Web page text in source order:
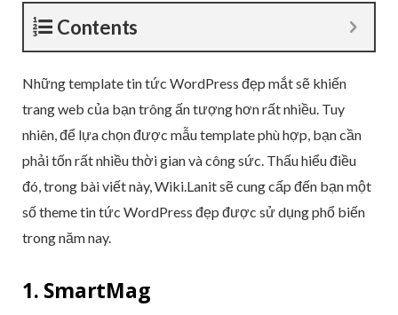
Contents
Những template tin tức WordPress đẹp mắt sẽ khiến
trang web của bạn trông ấn tượng hơn rất nhiều. Tuy
nhiên, để lựa chọn được mẫu template phù hợp, bạn cần
phải tốn rất nhiều thời gian và công sức. Thấu hiểu điều
đó, trong bài viết này, Wiki.Lanit sẽ cung cấp đến bạn một
số theme tin tức WordPress đẹp được sử dụng phổ biến
trong năm nay.
1. SmartMag